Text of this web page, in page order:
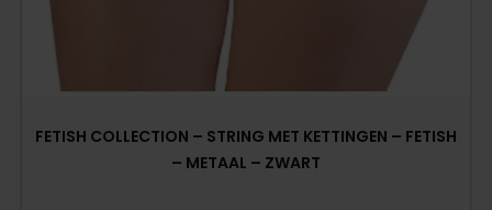
FETISH COLLECTION – STRING MET KETTINGEN – FETISH
– METAAL – ZWART